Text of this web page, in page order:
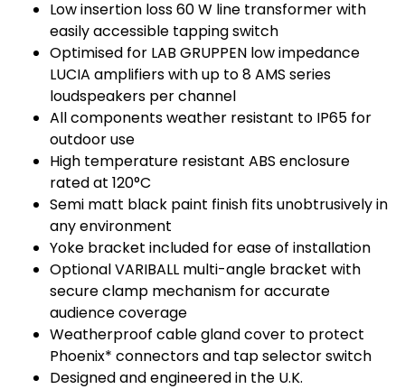
Low insertion loss 60 W line transformer with
easily accessible tapping switch
Optimised for LAB GRUPPEN low impedance
LUCIA amplifiers with up to 8 AMS series
loudspeakers per channel
All components weather resistant to IP65 for
outdoor use
High temperature resistant ABS enclosure
rated at 120°C
Semi matt black paint finish fits unobtrusively in
any environment
Yoke bracket included for ease of installation
Optional VARIBALL multi-angle bracket with
secure clamp mechanism for accurate
audience coverage
Weatherproof cable gland cover to protect
Phoenix* connectors and tap selector switch
Designed and engineered in the U.K.